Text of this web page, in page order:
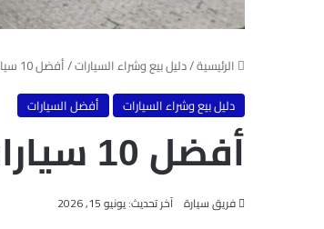
الرئيسية/دليل بيع وشراء السيارات/أفضل 10 سيارات هايبرد 2026 في السعودية
دليل بيع وشراء السيارات
أفضل السيارات
أفضل 10 سيارات هايبرد 2026 في السعودية
فريق سيارة آخر تحديث: يونيو 15, 2026